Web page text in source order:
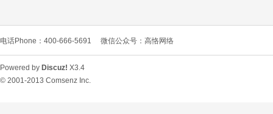
L
电话Phone：400-666-5691 微信公众号：高恪网络
Powered by Discuz! X3.4
© 2001-2013 Comsenz Inc.